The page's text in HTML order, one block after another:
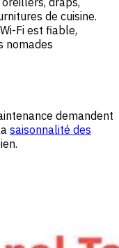
de cuisine.
Fi est fiable,
nomades
demandent
saisonnalité des